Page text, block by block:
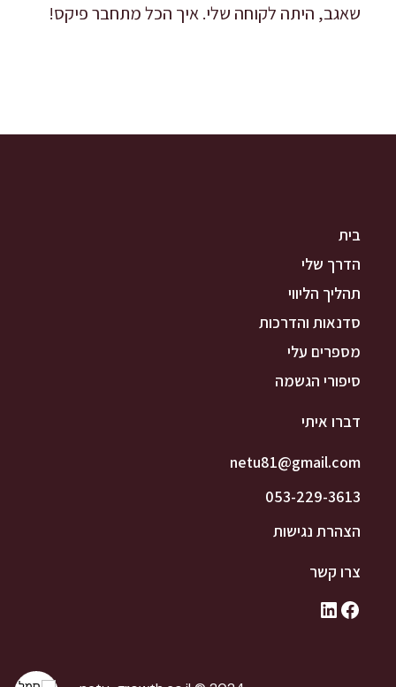
שאגב, היתה לקוחה שלי. איך הכל מתחבר פיקס!
בית
הדרך שלי
תהליך הליווי
סדנאות והדרכות
מספרים עלי
סיפורי הגשמה
דברו איתי
netu81@gmail.com
053-229-3613
הצהרת נגישות
צרו קשר